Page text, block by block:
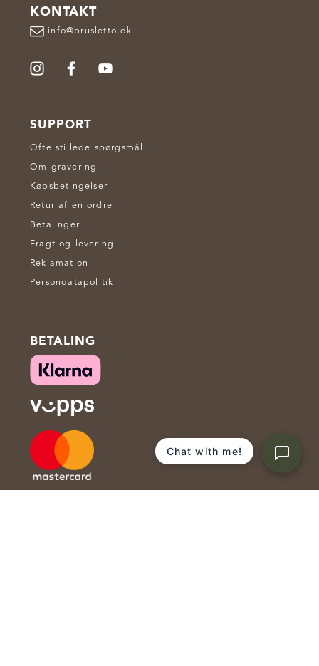
KONTAKT
info@brusletto.dk
SUPPORT
Ofte stillede spørgsmål
Om gravering
Købsbetingelser
Retur af en ordre
Betalinger
Fragt og levering
Reklamation
Persondatapolitik
BETALING
Chat with me!